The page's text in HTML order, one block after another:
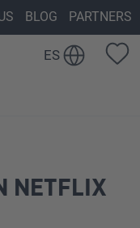
BLOG PARTNERS
ES
NETFLIX